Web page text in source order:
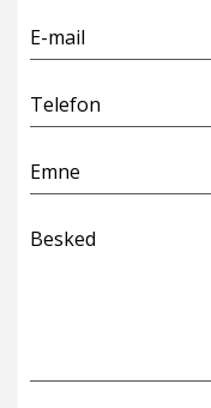
E-mail
Telefon
Emne
Besked